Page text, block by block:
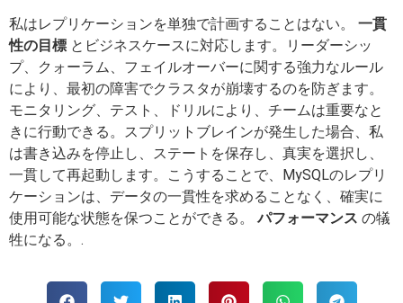
私はレプリケーションを単独で計画することはない。 一貫
性の目標 とビジネスケースに対応します。リーダーシッ
プ、クォーラム、フェイルオーバーに関する強力なルール
により、最初の障害でクラスタが崩壊するのを防ぎます。
モニタリング、テスト、ドリルにより、チームは重要なと
きに行動できる。スプリットブレインが発生した場合、私
は書き込みを停止し、ステートを保存し、真実を選択し、
一貫して再起動します。こうすることで、MySQLのレプリ
ケーションは、データの一貫性を求めることなく、確実に
使用可能な状態を保つことができる。パフォーマンス の犠
牲になる。.